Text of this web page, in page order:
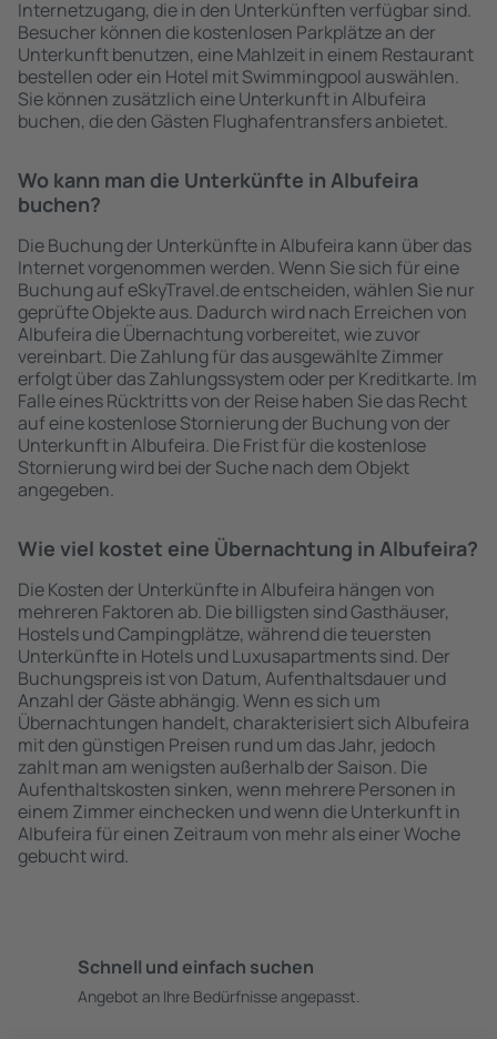
Internetzugang, die in den Unterkünften verfügbar sind.
Besucher können die kostenlosen Parkplätze an der
Unterkunft benutzen, eine Mahlzeit in einem Restaurant
bestellen oder ein Hotel mit Swimmingpool auswählen.
Sie können zusätzlich eine Unterkunft in Albufeira
buchen, die den Gästen Flughafentransfers anbietet.
Wo kann man die Unterkünfte in Albufeira
buchen?
Die Buchung der Unterkünfte in Albufeira kann über das
Internet vorgenommen werden. Wenn Sie sich für eine
Buchung auf eSkyTravel.de entscheiden, wählen Sie nur
geprüfte Objekte aus. Dadurch wird nach Erreichen von
Albufeira die Übernachtung vorbereitet, wie zuvor
vereinbart. Die Zahlung für das ausgewählte Zimmer
erfolgt über das Zahlungssystem oder per Kreditkarte. Im
Falle eines Rücktritts von der Reise haben Sie das Recht
auf eine kostenlose Stornierung der Buchung von der
Unterkunft in Albufeira. Die Frist für die kostenlose
Stornierung wird bei der Suche nach dem Objekt
angegeben.
Wie viel kostet eine Übernachtung in Albufeira?
Die Kosten der Unterkünfte in Albufeira hängen von
mehreren Faktoren ab. Die billigsten sind Gasthäuser,
Hostels und Campingplätze, während die teuersten
Unterkünfte in Hotels und Luxusapartments sind. Der
Buchungspreis ist von Datum, Aufenthaltsdauer und
Anzahl der Gäste abhängig. Wenn es sich um
Übernachtungen handelt, charakterisiert sich Albufeira
mit den günstigen Preisen rund um das Jahr, jedoch
zahlt man am wenigsten außerhalb der Saison. Die
Aufenthaltskosten sinken, wenn mehrere Personen in
einem Zimmer einchecken und wenn die Unterkunft in
Albufeira für einen Zeitraum von mehr als einer Woche
gebucht wird.
Schnell und einfach suchen
Angebot an Ihre Bedürfnisse angepasst.